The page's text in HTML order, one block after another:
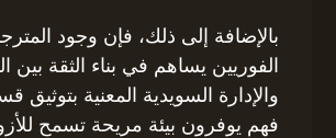
بالإضافة إلى ذلك، فإن وجود
الفوريين يساهم في بناء الثقة بين
والإدارة السويدية المعنية بتوثيق
فهم يوفرون بيئة مريحة تسمح